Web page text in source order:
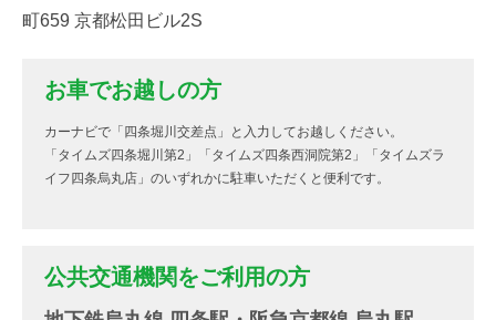
町659 京都松田ビル2S
お車でお越しの方
カーナビで「四条堀川交差点」と入力してお越しください。
「タイムズ四条堀川第2」「タイムズ四条西洞院第2」「タイムズラ
イフ四条烏丸店」のいずれかに駐車いただくと便利です。
公共交通機関をご利用の方